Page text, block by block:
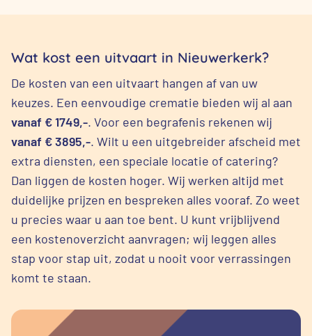
Wat kost een uitvaart in Nieuwerkerk?
De kosten van een uitvaart hangen af van uw
keuzes. Een eenvoudige crematie bieden wij al aan
vanaf € 1749,-. Voor een begrafenis rekenen wij
vanaf € 3895,-. Wilt u een uitgebreider afscheid met
extra diensten, een speciale locatie of catering?
Dan liggen de kosten hoger. Wij werken altijd met
duidelijke prijzen en bespreken alles vooraf. Zo weet
u precies waar u aan toe bent. U kunt vrijblijvend
een kostenoverzicht aanvragen; wij leggen alles
stap voor stap uit, zodat u nooit voor verrassingen
komt te staan.